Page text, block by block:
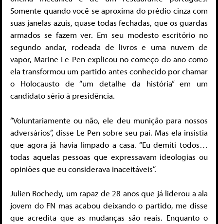
Somente quando você se aproxima do prédio cinza com
suas janelas azuis, quase todas fechadas, que os guardas
armados se fazem ver. Em seu modesto escritório no
segundo andar, rodeada de livros e uma nuvem de
vapor, Marine Le Pen explicou no começo do ano como
ela transformou um partido antes conhecido por chamar
o Holocausto de “um detalhe da história” em um
candidato sério à presidência.
“Voluntariamente ou não, ele deu munição para nossos
adversários”, disse Le Pen sobre seu pai. Mas ela insistia
que agora já havia limpado a casa. “Eu demiti todos…
todas aquelas pessoas que expressavam ideologias ou
opiniões que eu considerava inaceitáveis”.
Julien Rochedy, um rapaz de 28 anos que já liderou a ala
jovem do FN mas acabou deixando o partido, me disse
que acredita que as mudanças são reais. Enquanto o